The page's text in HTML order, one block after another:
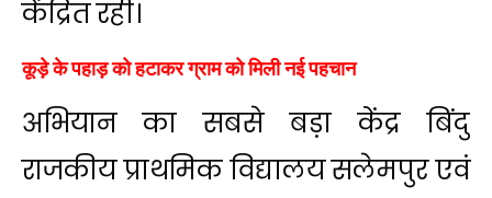
केंद्रित रही।
कूड़े के पहाड़ को हटाकर ग्राम को मिली नई पहचान
अभियान का सबसे बड़ा केंद्र बिंदु
राजकीय प्राथमिक विद्यालय सलेमपुर एवं